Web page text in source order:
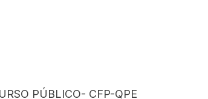
PÚBLICO- CFP-QPE